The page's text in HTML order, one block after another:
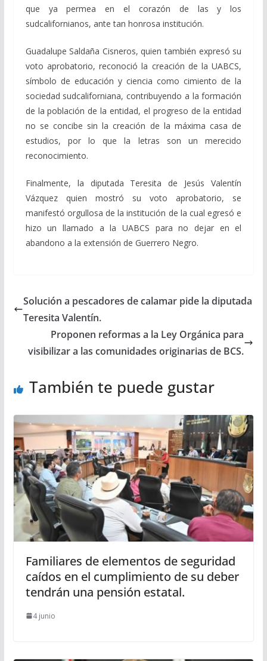
que ya permea en el corazón de las y los
sudcalifornianos, ante tan honrosa institución.
Guadalupe Saldaña Cisneros, quien también expresó su
voto aprobatorio, reconoció la creación de la UABCS,
símbolo de educación y ciencia como cimiento de la
sociedad sudcaliforniana, contribuyendo a la formación
de la población de la entidad, el progreso de la entidad
no se concibe sin la creación de la máxima casa de
estudios, por lo que la letras son un merecido
reconocimiento.
Finalmente, la diputada Teresita de Jesús Valentín
Vázquez quien mostró su voto aprobatorio, se
manifestó orgullosa de la institución de la cual egresó e
hizo un llamado a la UABCS para no dejar en el
abandono a la extensión de Guerrero Negro.
Solución a pescadores de calamar pide la diputada
Teresita Valentín.
Proponen reformas a la Ley Orgánica para
visibilizar a las comunidades originarias de BCS.
También te puede gustar
Familiares de elementos de seguridad
caídos en el cumplimiento de su deber
tendrán una pensión estatal.
4 junio